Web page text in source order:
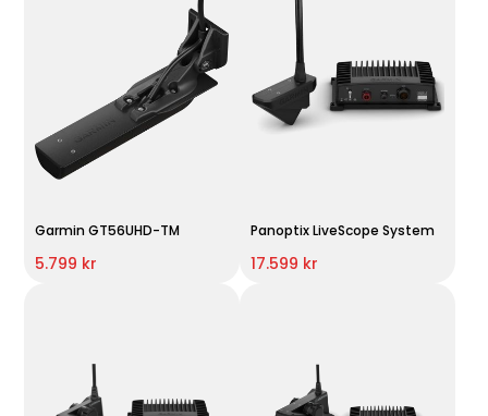
Garmin GT56UHD-TM
5.799 kr
Panoptix LiveScope System
17.599 kr